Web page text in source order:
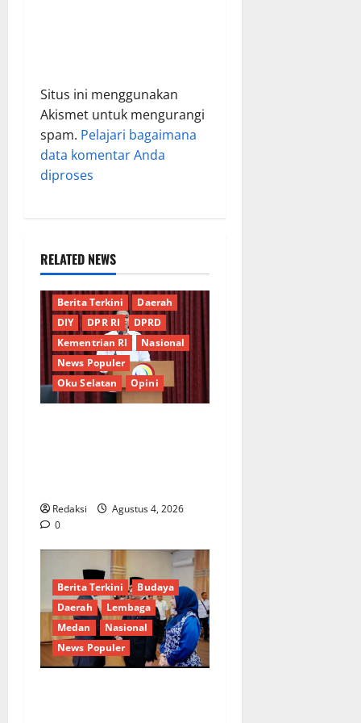
Situs ini menggunakan
Akismet untuk mengurangi
spam. Pelajari bagaimana
data komentar Anda
diproses
RELATED NEWS
Berita Terkini
Daerah
DIY
DPR RI
DPRD
Kementrian RI
Nasional
News Populer
Oku Selatan
Opini
Redaksi
Agustus 4, 2026
0
Berita Terkini
Budaya
Daerah
Lembaga
Medan
Nasional
News Populer